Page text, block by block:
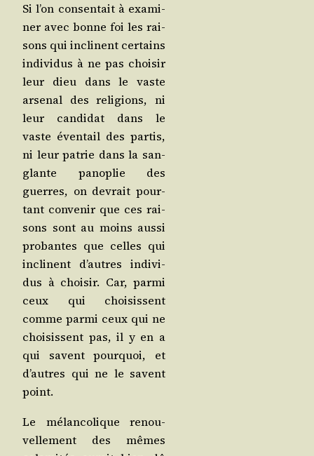
Si l’on consen­tait à exa­mi­
ner avec bonne foi les rai­
sons qui inclinent cer­tains
indi­vi­dus à ne pas choi­sir
leur dieu dans le vaste
arse­nal des reli­gions, ni
leur can­di­dat dans le
vaste éven­tail des par­tis,
ni leur patrie dans la san­
glante pano­plie des
guerres, on devrait pour­
tant conve­nir que ces rai­
sons sont au moins aus­si
pro­bantes que celles qui
inclinent d’autres indi­vi­
dus à choi­sir. Car, par­mi
ceux qui choi­sissent
comme par­mi ceux qui ne
choi­sissent pas, il y en a
qui savent pour­quoi, et
d’autres qui ne le savent
point.
Le mélan­co­lique renou­
vel­le­ment des mêmes